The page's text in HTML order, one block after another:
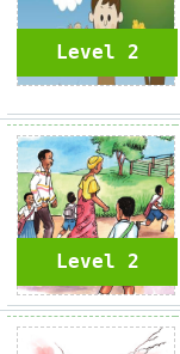
Level 2
Level 2